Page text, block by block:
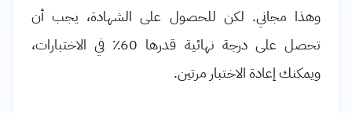
وهذا مجاني. لكن للحصول على الشهادة، يجب أن
تحصل على درجة نهائية قدرها 60٪ في الاختبارات،
ويمكنك إعادة الاختبار مرتين.